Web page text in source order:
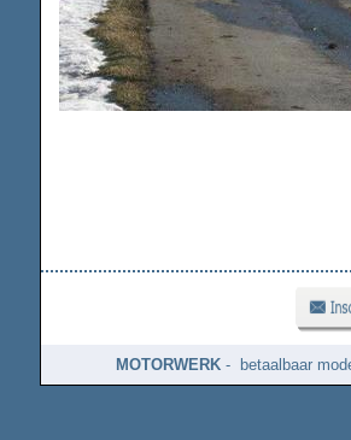
MOTORWERK- betaalbaar